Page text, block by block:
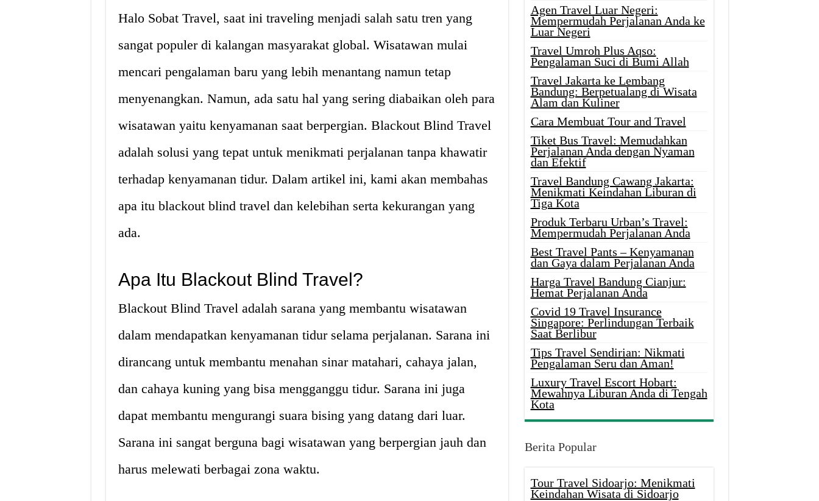
Halo Sobat Travel, saat ini traveling menjadi salah satu tren yang
sangat populer di kalangan masyarakat global. Wisatawan mulai
mencari pengalaman baru yang lebih menantang namun tetap
menyenangkan. Namun, ada satu hal yang sering diabaikan oleh para
wisatawan yaitu kenyamanan saat berpergian. Blackout Blind Travel
adalah solusi yang tepat untuk menikmati perjalanan tanpa khawatir
terhadap kenyamanan tidur. Dalam artikel ini, kami akan membahas
apa itu blackout blind travel dan kelebihan serta kekurangan yang
ada.
Apa Itu Blackout Blind Travel?
Blackout Blind Travel adalah sarana yang membantu wisatawan
dalam mendapatkan kenyamanan tidur selama perjalanan. Sarana ini
dirancang untuk membantu menahan sinar matahari, cahaya jalan,
dan cahaya kuning yang bisa mengganggu tidur. Sarana ini juga
dapat membantu mengurangi suara bising yang datang dari luar.
Sarana ini sangat berguna bagi wisatawan yang berpergian jauh dan
harus melewati berbagai zona waktu.
Agen Travel Luar Negeri:
Mempermudah Perjalanan Anda ke
Luar Negeri
Travel Umroh Plus Aqso:
Pengalaman Suci di Bumi Allah
Travel Jakarta ke Lembang
Bandung: Berpetualang di Wisata
Alam dan Kuliner
Cara Membuat Tour and Travel
Tiket Bus Travel: Memudahkan
Perjalanan Anda dengan Nyaman
dan Efektif
Travel Bandung Cawang Jakarta:
Menikmati Keindahan Liburan di
Tiga Kota
Produk Terbaru Urban’s Travel:
Mempermudah Perjalanan Anda
Best Travel Pants – Kenyamanan
dan Gaya dalam Perjalanan Anda
Harga Travel Bandung Cianjur:
Hemat Perjalanan Anda
Covid 19 Travel Insurance
Singapore: Perlindungan Terbaik
Saat Berlibur
Tips Travel Sendirian: Nikmati
Pengalaman Seru dan Aman!
Luxury Travel Escort Hobart:
Mewahnya Liburan Anda di Tengah
Kota
Berita Popular
Tour Travel Sidoarjo: Menikmati
Keindahan Wisata di Sidoarjo